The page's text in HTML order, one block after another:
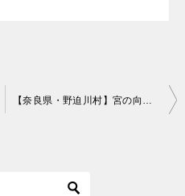
【奈良県・野迫川村】宮の向いキャンプ場